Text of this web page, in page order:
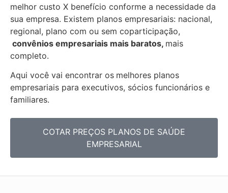
melhor custo X benefício conforme a necessidade da
sua empresa. Existem planos empresariais: nacional,
regional, plano com ou sem coparticipação,
convênios empresariais mais baratos, mais
completo.
Aqui você vai encontrar os melhores planos
empresariais para executivos, sócios funcionários e
familiares.
COTAR PREÇOS PLANOS DE SAÚDE
EMPRESARIAL